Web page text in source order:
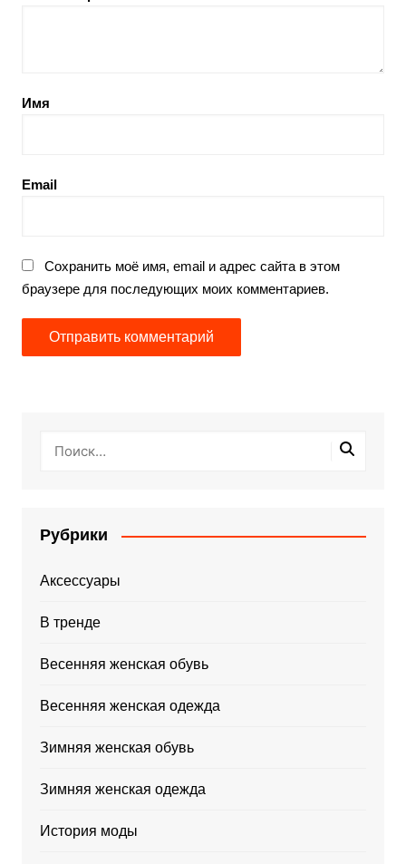
Имя
Email
Сохранить моё имя, email и адрес сайта в этом
браузере для последующих моих комментариев.
Рубрики
Аксессуары
В тренде
Весенняя женская обувь
Весенняя женская одежда
Зимняя женская обувь
Зимняя женская одежда
История моды